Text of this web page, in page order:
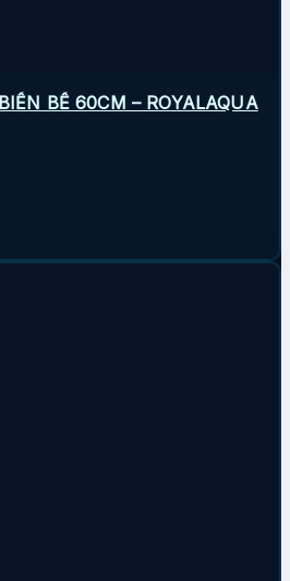
BỂ 60CM – ROYALAQUA